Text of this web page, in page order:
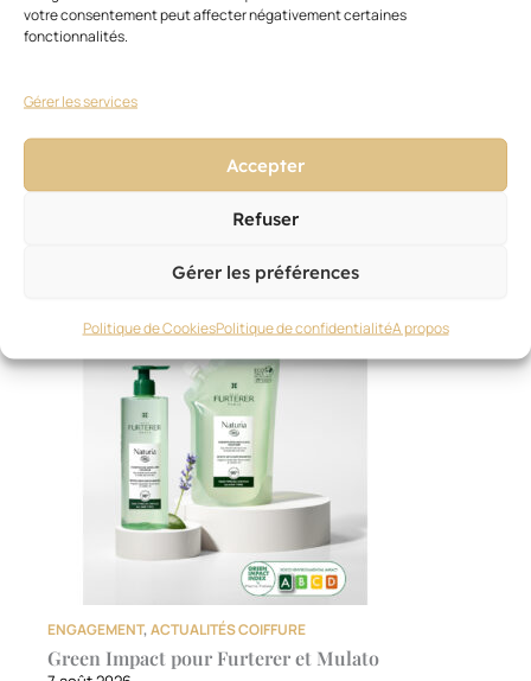
votre consentement peut affecter négativement certaines
fonctionnalités.
Gérer les services
Accepter
Refuser
Gérer les préférences
Politique de CookiesPolitique de confidentialitéA propos
ENGAGEMENT,ACTUALITÉS COIFFURE
Green Impact pour Furterer et Mulato